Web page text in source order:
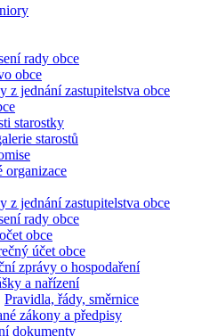
rady obce
obce
z jednání zastupitelstva obce
starostky
starostů
organizace
z jednání zastupitelstva obce
rady obce
obce
účet obce
zprávy o hospodaření
a nařízení
Pravidla, řády, směrnice
zákony a předpisy
dokumenty